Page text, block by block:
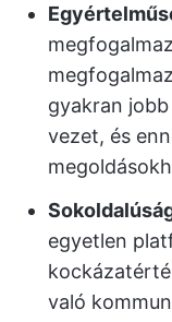
gyakran
vezet, és
egyetlen
való